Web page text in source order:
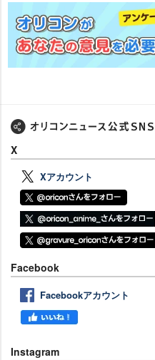
X
Xアカウント
Facebook
Facebookアカウント
Instagram